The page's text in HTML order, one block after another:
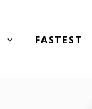
FASTEST